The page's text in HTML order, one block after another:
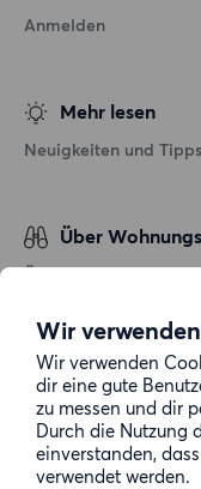
Wir
Wir verwenden
dir eine gute
zu messen und dir
Durch die Nutzung
einverstanden,
verwendet werden.
Anmelden
Mehr lesen
Neuigkeiten und Tipps
Über
Über uns
Datenschutz
Cookie-Richtlinie
Sitemap